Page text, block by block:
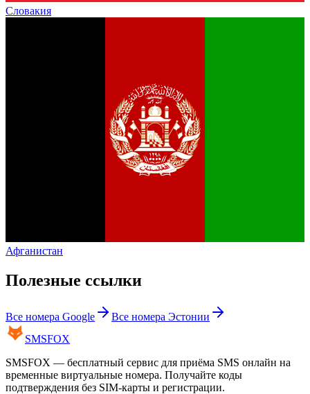
Словакия
Афганистан
Полезные ссылки
Все номера Google Все номера Эстонии
SMSFOX
SMSFOX — бесплатный сервис для приёма SMS онлайн на
временные виртуальные номера. Получайте коды
подтверждения без SIM-карты и регистрации.